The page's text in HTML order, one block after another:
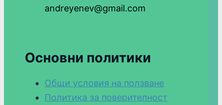
andreyenev@gmail.com
Основни политики
Общи условия на ползване
Политика за поверителност